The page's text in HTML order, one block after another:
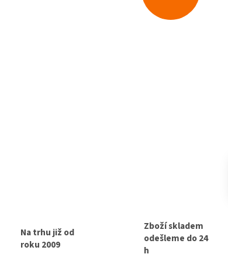
Na trhu již od
roku 2009
Zboží skladem
odešleme do 24
h